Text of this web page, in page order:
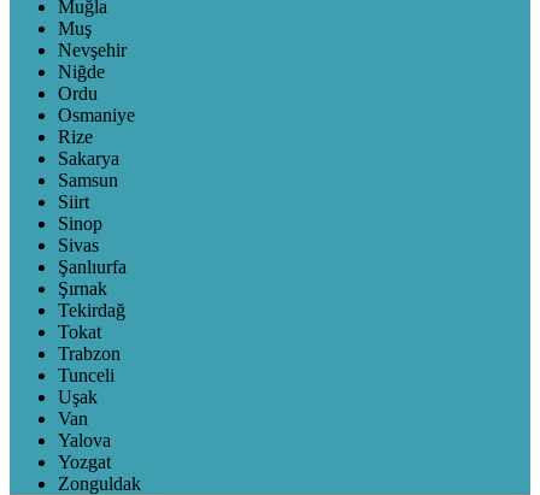
Muğla
Muş
Nevşehir
Niğde
Ordu
Osmaniye
Rize
Sakarya
Samsun
Siirt
Sinop
Sivas
Şanlıurfa
Şırnak
Tekirdağ
Tokat
Trabzon
Tunceli
Uşak
Van
Yalova
Yozgat
Zonguldak